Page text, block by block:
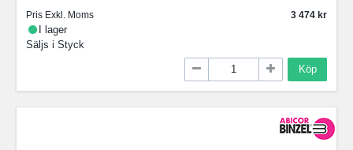
Pris Exkl. Moms
3 474
I lager
Säljs i Styck
Köp